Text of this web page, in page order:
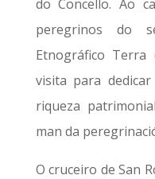
do Concello. Ao
peregrinos do
Etnográfico Terra
visita para
riqueza
man da
O cruceiro de San